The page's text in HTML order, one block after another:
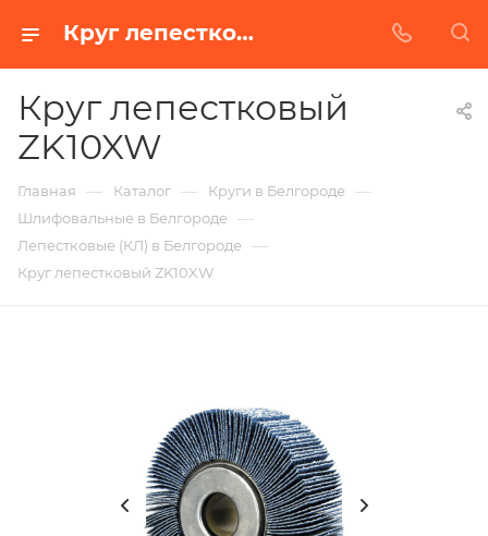
Круг лепестковый ZK10XW в Белгороде | Купить по недорогой цене от Абразивного Завода
Круг лепестковый
ZK10XW
Главная — Каталог — Круги в Белгороде —
Шлифовальные в Белгороде —
Лепестковые (КЛ) в Белгороде —
Круг лепестковый ZK10XW